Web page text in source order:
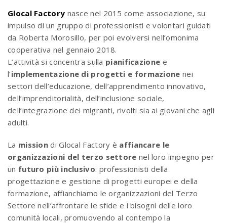
Glocal Factory nasce nel 2015 come associazione, su
impulso di un gruppo di professionisti e volontari guidati
da Roberta Morosillo, per poi evolversi nell’omonima
cooperativa nel gennaio 2018.
L’attività si concentra sulla pianificazione e
l’implementazione di progetti e formazione nei
settori dell’educazione, dell’apprendimento innovativo,
dell’imprenditorialità, dell’inclusione sociale,
dell’integrazione dei migranti, rivolti sia ai giovani che agli
adulti.
La mission di Glocal Factory è affiancare le
organizzazioni del terzo settore nel loro impegno per
un futuro più inclusivo: professionisti della
progettazione e gestione di progetti europei e della
formazione, affianchiamo le organizzazioni del Terzo
Settore nell’affrontare le sfide e i bisogni delle loro
comunità locali, promuovendo al contempo la